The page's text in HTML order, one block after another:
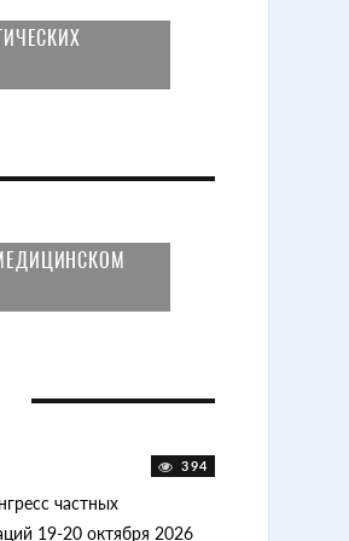
394
частных
19-20 октября 2026